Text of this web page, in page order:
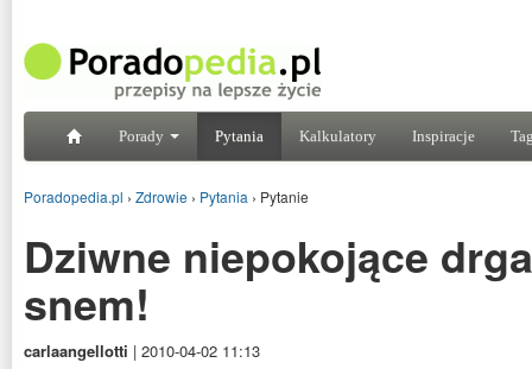
Porady Pytania Kalkulatory Inspiracje
Poradopedia.pl › Zdrowie › Pytania › Pytanie
Dziwne niepokojące
snem!
carlaangellotti | 2010-04-02 11:13